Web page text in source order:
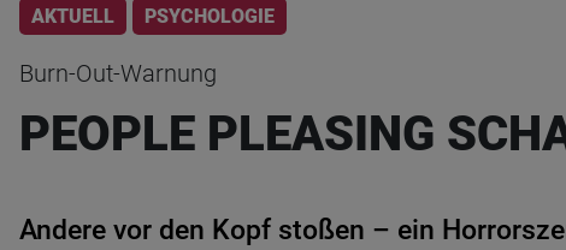
AKTUELL PSYCHOLOGIE
Burn-Out-Warnung
PEOPLE PLEASING
Andere vor den Kopf stoßen – ein